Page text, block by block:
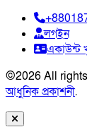
লগইন
একাউন্ট
©2026All
আধুনিক প্রকাশনী.